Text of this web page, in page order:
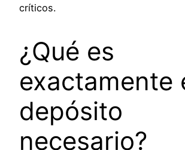
críticos.
¿Qué es
exactamente
depósito
necesario?